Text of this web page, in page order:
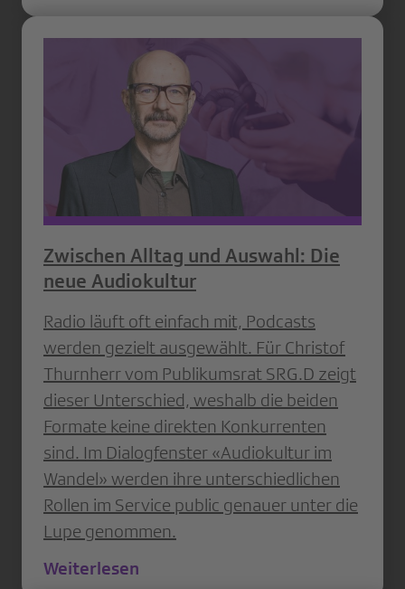
Zwischen Alltag und Auswahl: Die
neue Audiokultur
Radio läuft oft einfach mit, Podcasts
werden gezielt ausgewählt. Für Christof
Thurnherr vom Publikumsrat SRG.D zeigt
dieser Unterschied, weshalb die beiden
Formate keine direkten Konkurrenten
sind. Im Dialogfenster «Audiokultur im
Wandel» werden ihre unterschiedlichen
Rollen im Service public genauer unter die
Lupe genommen.
Weiterlesen